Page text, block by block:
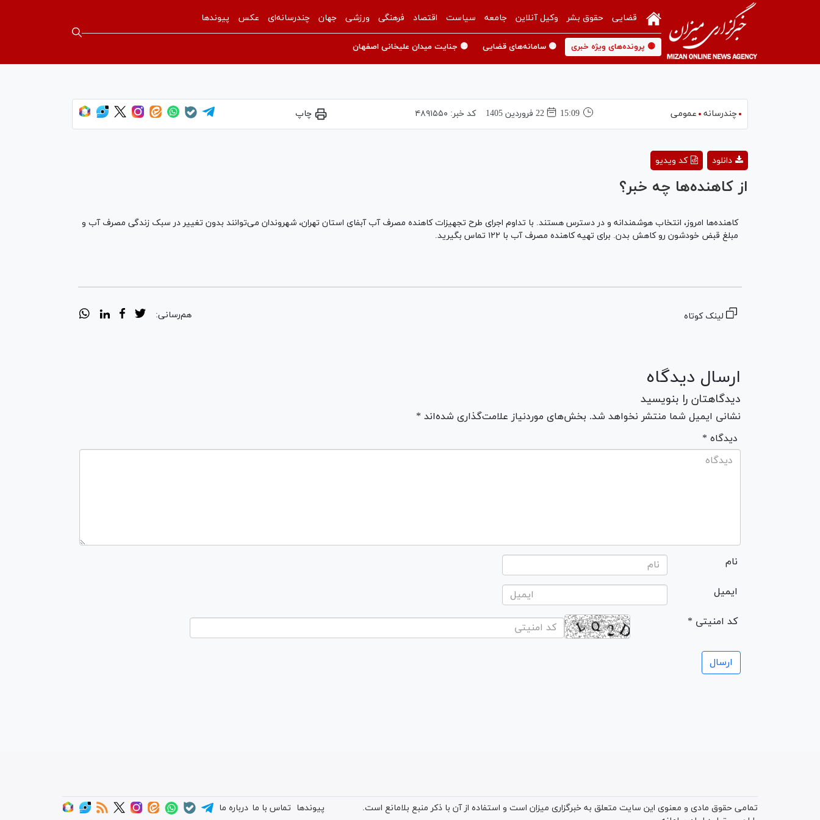
قضایی حقوق بشر وکیل آنلاین جامعه سیاست اقتصاد فرهنگی ورزشی جهان چندرسانه‌ای عکس پیوندها
🟡 پرونده‌های ویژه خبری 🟡 سامانه‌های قضایی 🟡 جنایت میدان علیخانی اصفهان
چندرسانه عمومی 15:09 22 فروردين 1405 کد خبر: ۴۸۹۱۵۵۰ چاپ
کد ویدیو دانلود
از کاهنده‌ها چه خبر؟
کاهنده‌ها امروز، انتخاب هوشمندانه و در دسترس هستند. با تداوم اجرای طرح تجهیزات کاهنده مصرف آب آبفای استان تهران، شهروندان می‌توانند بدون تغییر در سبک زندگی مصرف آب و
مبلغ قبض خودشون رو کاهش بدن. برای تهیه کاهنده مصرف آب با ۱۲۲ تماس بگیرید.
لینک کوتاه هم‌رسانی:
ارسال دیدگاه
دیدگاهتان را بنویسید
نشانی ایمیل شما منتشر نخواهد شد. بخش‌های موردنیاز علامت‌گذاری شده‌اند *
* دیدگاه
نام
ایمیل
* کد امنیتی
تمامی حقوق مادی و معنوی این سایت متعلق به خبرگزاری میزان است و استفاده از آن با ذکر منبع بلامانع است.
پیوندها تماس با ما درباره ما